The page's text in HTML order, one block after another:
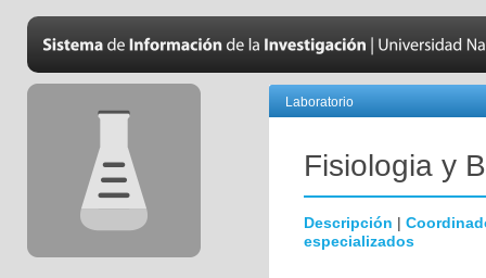
Laboratorio
Fisiologia y
Descripción |
especializados